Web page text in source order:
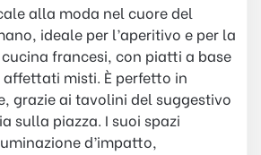
alla moda nel cuore del
ideale per l’aperitivo e per la
francesi, con piatti a base
affettati misti. È perfetto in
grazie ai tavolini del suggestivo
sulla piazza. I suoi spazi
d’impatto,